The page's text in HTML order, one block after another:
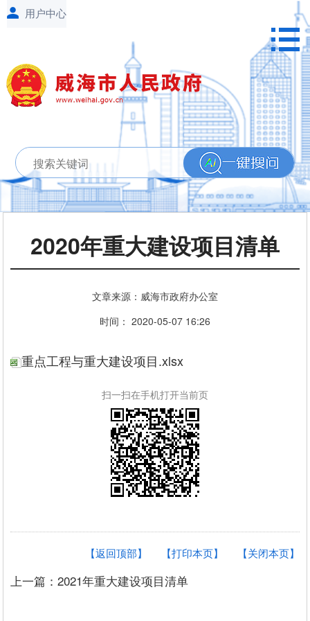
2020年重大建设项目清单
文章来源：威海市政府办公室
时间： 2020-05-07 16:26
重点工程与重大建设项目.xlsx
扫一扫在手机打开当前页
【关闭本页】
【打印本页】
【返回顶部】
上一篇：2021年重大建设项目清单